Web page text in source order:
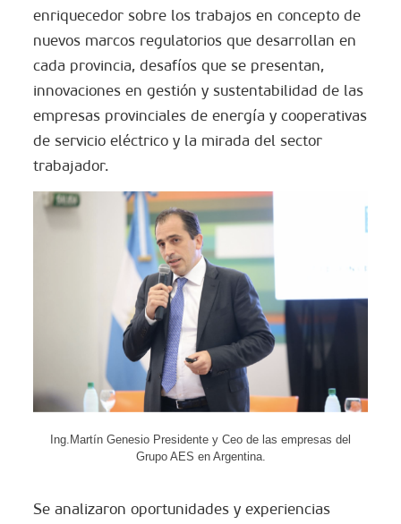
enriquecedor sobre los trabajos en concepto de
nuevos marcos regulatorios que desarrollan en
cada provincia, desafíos que se presentan,
innovaciones en gestión y sustentabilidad de las
empresas provinciales de energía y cooperativas
de servicio eléctrico y la mirada del sector
trabajador.
Ing.Martín Genesio Presidente y Ceo de las empresas del
Grupo AES en Argentina.
Se analizaron oportunidades y experiencias